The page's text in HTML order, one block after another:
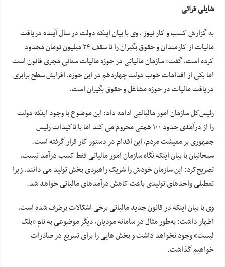
شایلی قرائی
به گزارش کسب و کار نیوز ، وی با بیان اینکه دولت در سال آینده دریافت
مالیات از کارمندان و حقوق بگیران را تا سقف ۲۴ میلیون تومان محدود
کرده است، گفت: سازمان مالیاتی در حوزه مالیات ستانی مجری قانون است
اما یکی از اقدامات خوب دولت چهاردهم در این حوزه، افزایش سطح برابری
دریافت مالیات در حوزه مشاغل و حقوق بگیران است.
رئیس‌کل سازمان امور مالیالتی ادامه داد: این موضوع با وجود اینکه دولت
را از درآمدی حدود ۱۰۰ همتی محروم می کند اما با تاکیدات رئیس
جمهوری بر معیشت مردم، این اقدام در دستور کار قرار گرفته است.
سبحانیان با بیان اینکه نگاه سازمان امور مالیاتی فقط کسب درآمد نیست،
تصریح‌کرد: این سازمان خودش را شریک راهبردی بخش تولید می دانند، زیرا
تعطیلی واحدهای تولیدی باعث کاهش درآمدهای مالیاتی خواهد شد.
وی با بیان اینکه در قانون جدید مالیاتی برخی اشکالات برطرف شده است،
اظهار داشت: به‌طور مثال در سامانه مودیان، دیگر موضوعی به نام «بلک
لیست» وجود نخواهد داشت و بخش هایی را برای تسریع در صادرات
خواهیم گذاشت.